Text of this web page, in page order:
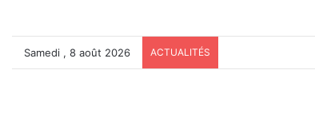
Samedi , 8 août 2026 ACTUALITÉS